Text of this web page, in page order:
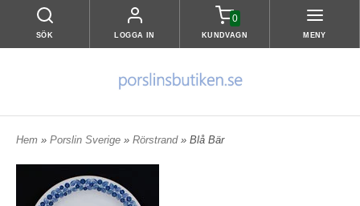
SÖK LOGGA IN
0
KUNDVAGN MENY
Hem » Porslin Sverige » Rörstrand » Blå Bär